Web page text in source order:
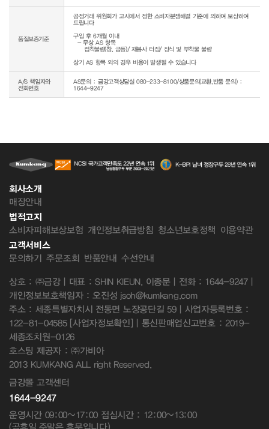
품질보증기준
공정거래 위원회가 고시에서 정한 소비자분쟁해결 기준에 의하여 보상하여
드립니다
구입 후 6개월 이내
  - 무상 AS 항목
상기 AS 항목 외의 경우 비용이 발생될 수 있습니다
A/S 책임자와
전화번호
AS문의 : 금강고객상담실 080-233-8100/상품문의(교환,반품 문의) :
1644-9247
회사소개
매장안내
법적고지
소비자피해보상보험 개인정보취급방침 청소년보호정책 이용약관
고객서비스
문의하기 주문조회 반품안내 수선안내
상호 : ㈜금강 | 대표 : SHIN KIEUN, 이종문 | 전화 : 1644-9247 |
개인정보보호책임자 : 오진성 jsoh@kumkang.com
주소 : 세종특별자치시 전동면 노장공단길 59 | 사업자등록번호 :
122-81-04585 [사업자정보확인] | 통신판매업신고번호 : 2019-
세종조치원-0126
호스팅 제공자 : ㈜가비아
2013 KUMKANG ALL right Reserved.
금강몰 고객센터
1644-9247
운영시간 09:00~17:00 점심시간 : 12:00~13:00
(공휴일,주말은 휴무입니다)